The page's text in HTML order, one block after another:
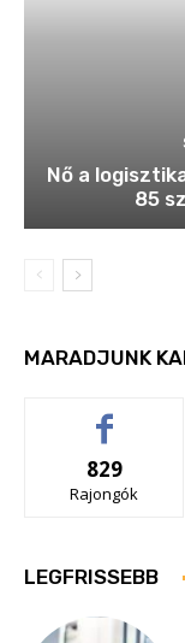
Nő a
85
MARADJUNK
829
Rajongók
LEGFRISSEBB